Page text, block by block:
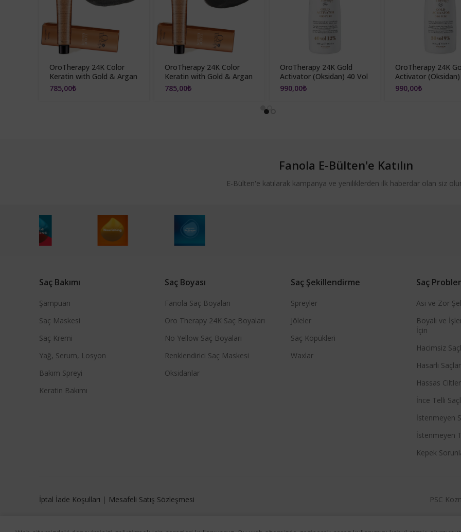
OroTherapy 24K Color
Keratin with Gold & Argan
Oil 100ml (Ammonia Free)
5.1 Light Chestnut Ash
785,00₺
OroTherapy 24K Color
Keratin with Gold & Argan
Oil 100ml (Ammonia Free)
5.00 Light Chestnut
785,00₺
OroTherapy 24K Gold
Activator (Oksidan) 40 Vol
1000ml
990,00₺
OroTherapy 24K
Activator
1000ml
990,00₺
Fanola E-Bülten'e Katılın
E-Bülten'e katılarak kampanya ve yeniliklerden ilk haberdar olan siz
Saç Bakımı
Şampuan
Saç Maskesi
Saç Kremi
Yağ, Serum, Losyon
Bakım Spreyi
Keratin Bakımı
Saç Boyası
Fanola Saç Boyaları
Oro Therapy 24K Saç Boyaları
No Yellow Saç Boyaları
Renklendirici Saç Maskesi
Oksidanlar
Saç Şekillendirme
Spreyler
Jöleler
Saç Köpükleri
Waxlar
Saç
Asi ve Zor
Boyalı ve
İçin
Hacimsiz
Hasarlı
Hassas
İnce Telli
İstenmeyen
İstenmeyen
Kepek
İptal İade Koşulları | Mesafeli Satış Sözleşmesi PSC